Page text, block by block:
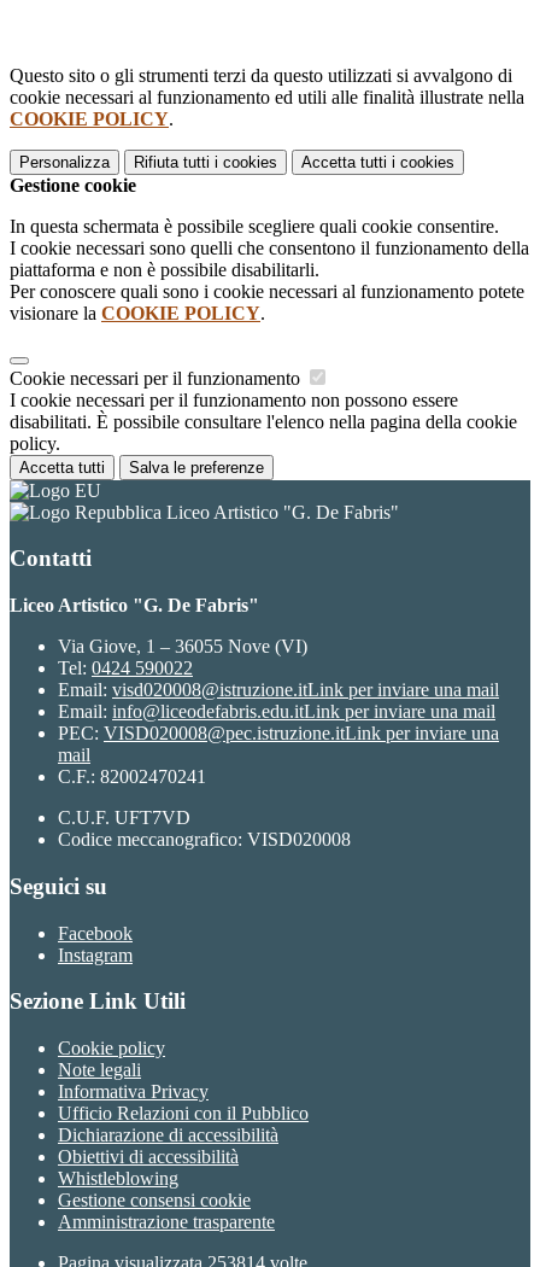
Questo sito o gli strumenti terzi da questo utilizzati si avvalgono di
cookie necessari al funzionamento ed utili alle finalità illustrate nella
COOKIE POLICY.
Personalizza Rifiuta tutti i cookies Accetta tutti i cookies
Gestione cookie
In questa schermata è possibile scegliere quali cookie consentire.
I cookie necessari sono quelli che consentono il funzionamento della
piattaforma e non è possibile disabilitarli.
Per conoscere quali sono i cookie necessari al funzionamento potete
visionare la COOKIE POLICY.
Cookie necessari per il funzionamento
I cookie necessari per il funzionamento non possono essere
disabilitati. È possibile consultare l'elenco nella pagina della cookie
policy.
Accetta tutti Salva le preferenze
Liceo Artistico "G. De Fabris"
Contatti
Liceo Artistico "G. De Fabris"
Via Giove, 1 – 36055 Nove (VI)
Tel: 0424 590022
Email: visd020008@istruzione.itLink per inviare una mail
Email: info@liceodefabris.edu.itLink per inviare una mail
PEC: VISD020008@pec.istruzione.itLink per inviare una
mail
C.F.: 82002470241
C.U.F. UFT7VD
Codice meccanografico: VISD020008
Seguici su
Facebook
Instagram
Sezione Link Utili
Cookie policy
Note legali
Informativa Privacy
Ufficio Relazioni con il Pubblico
Dichiarazione di accessibilità
Obiettivi di accessibilità
Whistleblowing
Gestione consensi cookie
Amministrazione trasparente
Pagina visualizzata 253814 volte